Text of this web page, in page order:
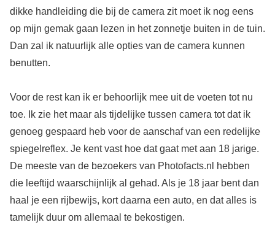
dikke handleiding die bij de camera zit moet ik nog eens
op mijn gemak gaan lezen in het zonnetje buiten in de tuin.
Dan zal ik natuurlijk alle opties van de camera kunnen
benutten.
Voor de rest kan ik er behoorlijk mee uit de voeten tot nu
toe. Ik zie het maar als tijdelijke tussen camera tot dat ik
genoeg gespaard heb voor de aanschaf van een redelijke
spiegelreflex. Je kent vast hoe dat gaat met aan 18 jarige.
De meeste van de bezoekers van Photofacts.nl hebben
die leeftijd waarschijnlijk al gehad. Als je 18 jaar bent dan
haal je een rijbewijs, kort daarna een auto, en dat alles is
tamelijk duur om allemaal te bekostigen.